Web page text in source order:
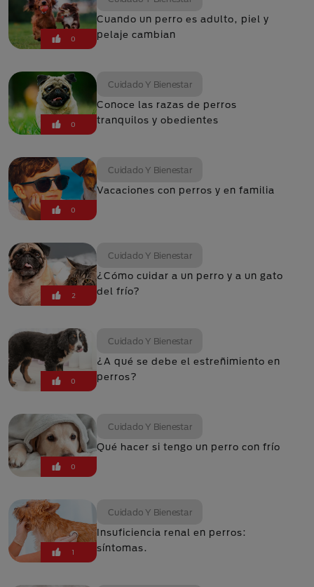
0
Cuando un perro es adulto, piel y
pelaje cambian
0
Cuidado Y Bienestar
Conoce las razas de perros
tranquilos y obedientes
0
Cuidado Y Bienestar
Vacaciones con perros y en familia
2
Cuidado Y Bienestar
¿Cómo cuidar a un perro y a un gato
del frío?
0
Cuidado Y Bienestar
¿A qué se debe el estreñimiento en
perros?
0
Cuidado Y Bienestar
Qué hacer si tengo un perro con frío
1
Cuidado Y Bienestar
Insuficiencia renal en perros:
síntomas.